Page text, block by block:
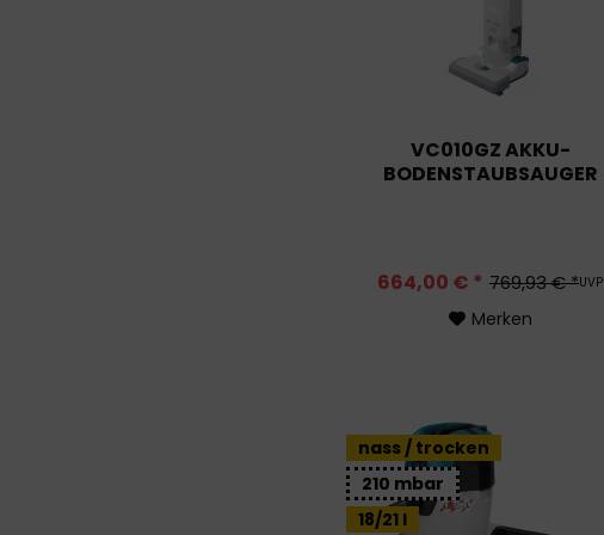
VC010GZ AKKU-
BODENSTAUBSAUGER
769,93 € *UVP
664,00 € *
Merken
nass / trocken
210 mbar
18/21 l